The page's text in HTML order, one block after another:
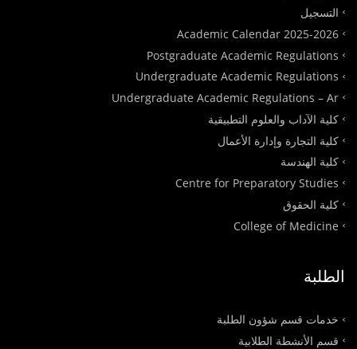
التسجيل
Academic Calendar 2025-2026
Postgraduate Academic Regulations
Undergraduate Academic Regulations
Undergraduate Academic Regulations – Ar
كلية الآداب والعلوم التطبيقية
كلية التجارة وإدارة الأعمال
كلية الهندسة
Centre for Preparatory Studies
كلية الحقوق
College of Medicine
الطلبة
خدمات قسم شؤون الطلبة
قسم الأنشطة الطلابية